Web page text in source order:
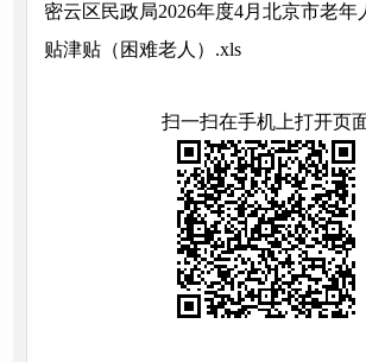
密云区民政局2026年度4月北京市老年
贴津贴（困难老人）.xls
扫一扫在手机上打开页